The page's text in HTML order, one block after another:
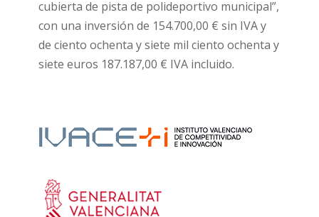
cubierta de pista de polideportivo municipal”,
con una inversión de 154.700,00 € sin IVA y
de ciento ochenta y siete mil ciento ochenta y
siete euros 187.187,00 € IVA incluido.